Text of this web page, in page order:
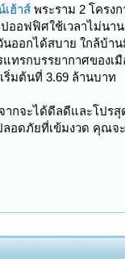
เฮ้าส์ พระราม 2 โครง
ออฟฟิศใช้เวลาไม่
ออกได้สบาย ใกล้บ้
รกบรรยากาศของเ
ริ่มต้นที่ 3.69 ล้านบาท
ากจะได้ดีลดีและโปร
อดภัยที่เข้มงวด คุณ